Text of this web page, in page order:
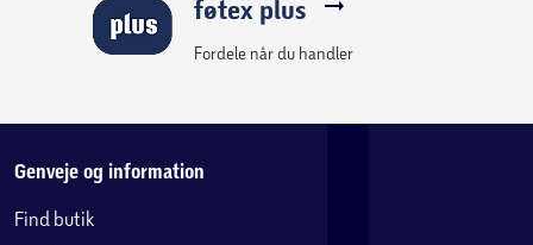
føtex plus
Fordele når du handler
Genveje og information
Find butik